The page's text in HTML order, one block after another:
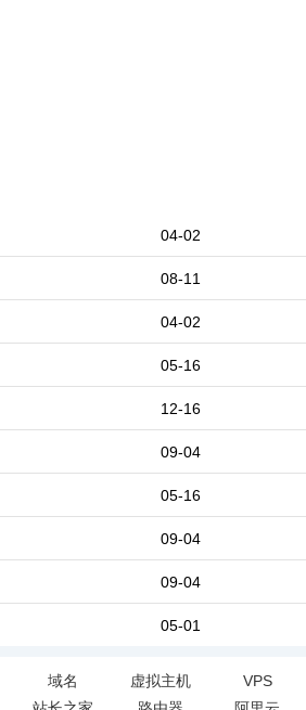
04-02
08-11
04-02
05-16
12-16
09-04
05-16
09-04
09-04
05-01
域名 虚拟主机
VPS